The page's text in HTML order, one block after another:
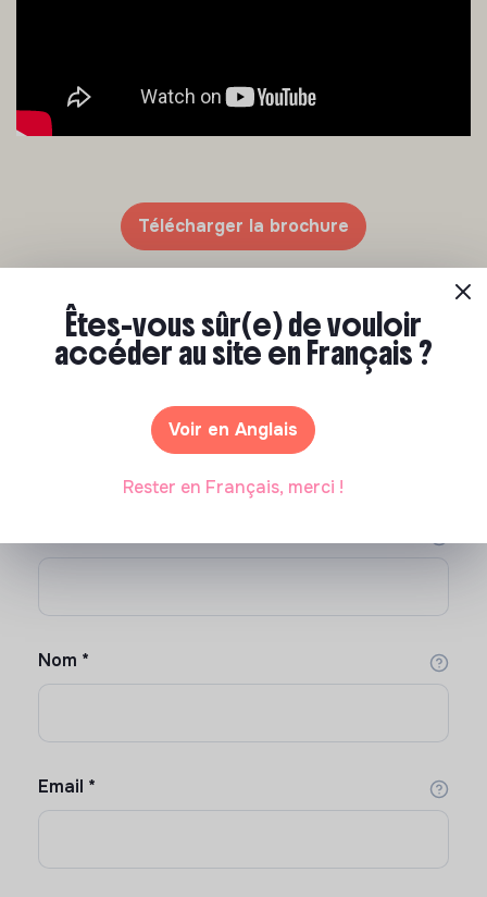
Télécharger la brochure
Recevez plus d'informations par
Nom *
Email *
Êtes-vous sûr(e) de vouloir
accéder au site en Français ?
Voir en Anglais
Rester en Français, merci !